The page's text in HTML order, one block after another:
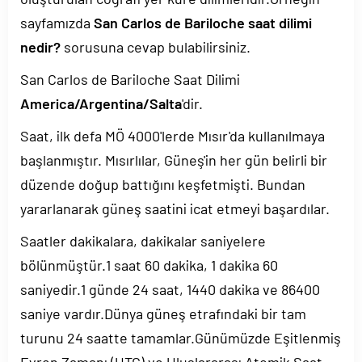
sayfamızda San Carlos de Bariloche saat dilimi
nedir? sorusuna cevap bulabilirsiniz.
San Carlos de Bariloche Saat Dilimi
America/Argentina/Salta'dir.
Saat, ilk defa MÖ 4000'lerde Mısır'da kullanılmaya
başlanmıştır. Mısırlılar, Güneş'in her gün belirli bir
düzende doğup battığını keşfetmişti. Bundan
yararlanarak güneş saatini icat etmeyi başardılar.
Saatler dakikalara, dakikalar saniyelere
bölünmüştür.1 saat 60 dakika, 1 dakika 60
saniyedir.1 günde 24 saat, 1440 dakika ve 86400
saniye vardır.Dünya güneş etrafındaki bir tam
turunu 24 saatte tamamlar.Günümüzde Eşitlenmiş